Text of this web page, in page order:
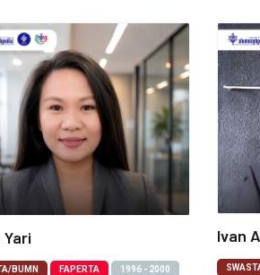
Yari
BUMN FAPERTA 1996 - 2000
Ivan